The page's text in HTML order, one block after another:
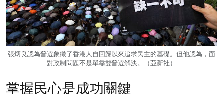
張炳良認為普選象徵了香港人自回歸以來追求民主的基礎。但他認為，面
對政制問題不是單靠雙普選解決。（亞新社）
掌握民心是成功關鍵